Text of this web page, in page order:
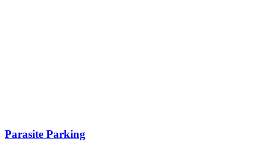
Parasite Parking